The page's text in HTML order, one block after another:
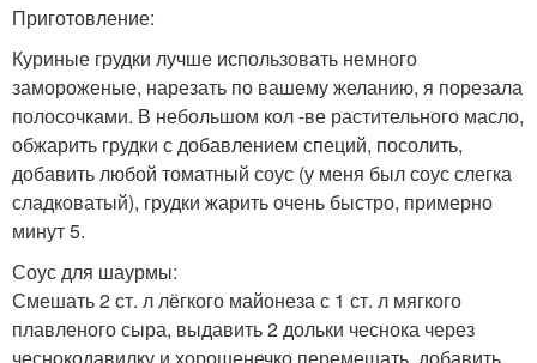
Приготовление:
Куриные грудки лучше использовать немного
замороженые, нарезать по вашему желанию, я порезала
полосочками. В небольшом кол -ве растительного масло,
обжарить грудки с добавлением специй, посолить,
добавить любой томатный соус (у меня был соус слегка
сладковатый), грудки жарить очень быстро, примерно
минут 5.
Соус для шаурмы:
Смешать 2 ст. л лёгкого майонеза с 1 ст. л мягкого
плавленого сыра, выдавить 2 дольки чеснока через